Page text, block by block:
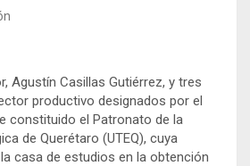
Agustín Casillas Gutiérrez, y tres
productivo designados por el
constituido el Patronato de la
de Querétaro (UTEQ), cuya
casa de estudios en la obtención